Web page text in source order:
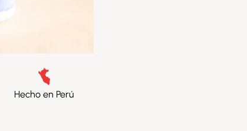
Hecho en Perú